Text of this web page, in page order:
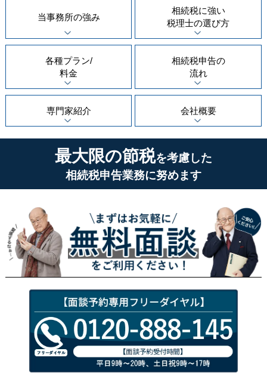
当事務所の強み
相続税に強い
税理士の選び方
各種プラン/
料金
相続税申告の
流れ
専門家紹介 会社概要
最大限の節税を考慮した
相続税申告業務に努めます